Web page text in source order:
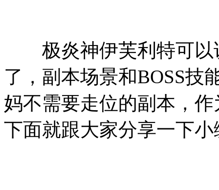
极炎神伊芙利特可以
了，副本场景和BOSS技
妈不需要走位的副本，
下面就跟大家分享一下